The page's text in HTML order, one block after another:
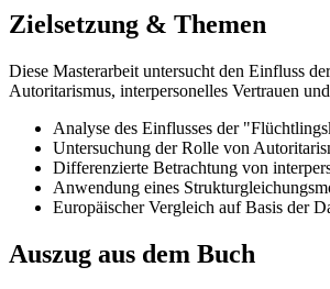
Zielsetzung & Themen
Diese Masterarbeit untersucht den Einfluss
Autoritarismus, interpersonelles Vertrauen
Analyse des Einflusses der
Untersuchung der Rolle von
Differenzierte Betrachtung von
Anwendung eines
Europäischer Vergleich auf Basis der
Auszug aus dem Buch